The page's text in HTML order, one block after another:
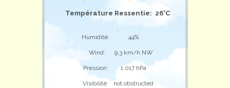
Température Ressentie: 26°C
;
Humidité:
44%
Wind: 9,3 km/h NW
Pression: 1.017 hPa
Visibilité: not obstructed